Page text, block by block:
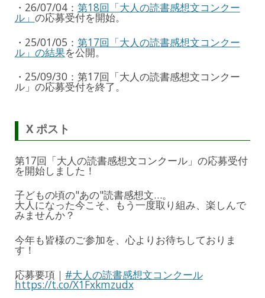
・26/07/04： 第18回「大人の読書感想文コンクー
ル」 の応募受付を開始。
・25/01/05： 第17回「大人の読書感想文コンクー
ル」の結果を公開。
・25/09/30：第17回「大人の読書感想文コンクー
ル」の応募受付を終了。
X ポスト
第17回「大人の読書感想文コンクール」の応募受付
を開始しました！
子どもの頃の"あの"読書感想文…。
大人になった今こそ、もう一度取り組み、楽しんで
みませんか？
今年も皆様のご参加を、心よりお待ちしておりま
す！
応募要項｜ #大人の読書感想文コンクール
https://t.co/X1Fxkmzudx